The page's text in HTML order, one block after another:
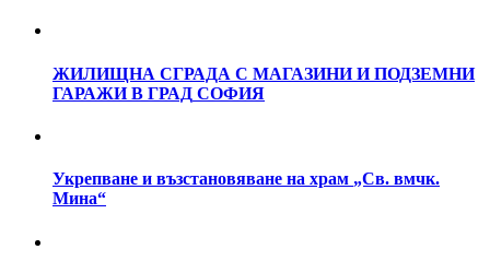
ЖИЛИЩНА СГРАДА С МАГАЗИНИ И ПОДЗЕМНИ
ГАРАЖИ В ГРАД СОФИЯ
Укрепване и възстановяване на храм „Св. вмчк.
Мина“